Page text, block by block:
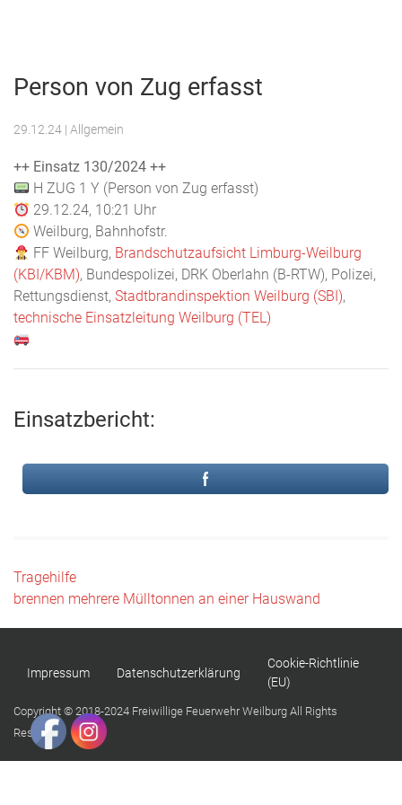
Feuerwehr
Person von Zug erfasst
29.12.24 | Allgemein
++ Einsatz 130/2024 ++
H ZUG 1 Y (Person von Zug erfasst)
29.12.24, 10:21 Uhr
Weilburg, Bahnhofstr.
FF Weilburg, Brandschutzaufsicht Limburg-Weilburg
(KBI/KBM), Bundespolizei, DRK Oberlahn (B-RTW), Polizei,
Rettungsdienst, Stadtbrandinspektion Weilburg (SBI),
technische Einsatzleitung Weilburg (TEL)
Einsatzbericht:
Beitragsnavigation
Tragehilfe
brennen mehrere Mülltonnen an einer Hauswand
Impressum Datenschutzerklärung
Cookie-Richtlinie
(EU)
Copyright © 2018-2024 Freiwillige Feuerwehr Weilburg All Rights
Reserved.